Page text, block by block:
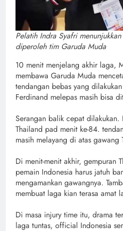
Pelatih Indra Syafri
diperoleh tim Garuda Muda
10 menit menjelang akhir laga,
membawa Garuda Muda
tendangan bebas yang
Ferdinand melepas masih bisa
Serangan balik cepat dilakukan.
Thailand pad menit ke-84.
masih melayang di atas gawang
Di menit-menit akhir, gempuran
pemain Indonesia harus jatuh
mengamankan gawangnya.
membuat laga kian terasa amat
Di masa injury time itu, drama
laga tuntas, official Indonesia